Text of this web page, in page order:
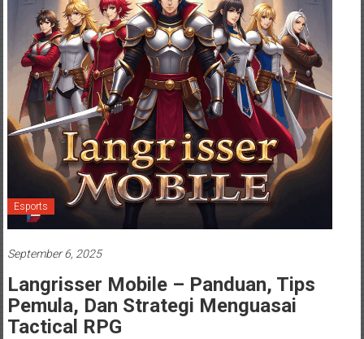
Esports
September 6, 2025
Langrisser Mobile – Panduan, Tips
Pemula, Dan Strategi Menguasai
Tactical RPG